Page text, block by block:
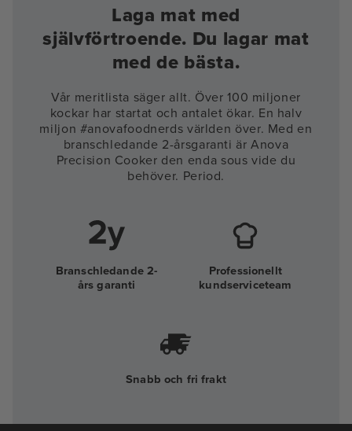
Laga mat med
självförtroende. Du lagar mat
med de bästa.
Vår meritlista säger allt. Över 100 miljoner
kockar har startat och antalet ökar. En halv
miljon #anovafoodnerds världen över. Med en
branschledande 2-årsgaranti är Anova
Precision Cooker den enda sous vide du
behöver. Period.
Branschledande 2-
års garanti
Professionellt
kundserviceteam
Snabb och fri frakt